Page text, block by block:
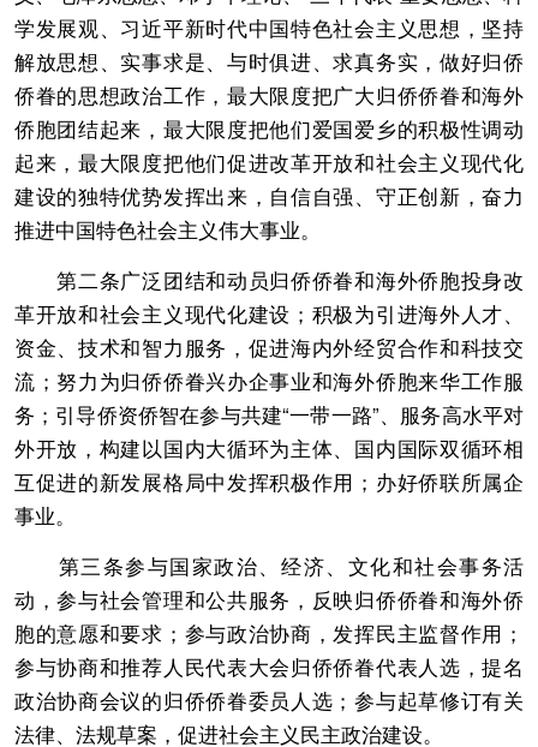
学发展观、习近平新时代中国特色社会主义思想，坚持
解放思想、实事求是、与时俱进、求真务实，做好归侨
侨眷的思想政治工作，最大限度把广大归侨侨眷和海外
侨胞团结起来，最大限度把他们爱国爱乡的积极性调动
起来，最大限度把他们促进改革开放和社会主义现代化
建设的独特优势发挥出来，自信自强、守正创新，奋力
推进中国特色社会主义伟大事业。
第二条广泛团结和动员归侨侨眷和海外侨胞投身改
革开放和社会主义现代化建设；积极为引进海外人才、
资金、技术和智力服务，促进海内外经贸合作和科技交
流；努力为归侨侨眷兴办企事业和海外侨胞来华工作服
务；引导侨资侨智在参与共建“一带一路”、服务高水平对
外开放，构建以国内大循环为主体、国内国际双循环相
互促进的新发展格局中发挥积极作用；办好侨联所属企
事业。
第三条参与国家政治、经济、文化和社会事务活
动，参与社会管理和公共服务，反映归侨侨眷和海外侨
胞的意愿和要求；参与政治协商，发挥民主监督作用；
参与协商和推荐人民代表大会归侨侨眷代表人选，提名
政治协商会议的归侨侨眷委员人选；参与起草修订有关
法律、法规草案，促进社会主义民主政治建设。